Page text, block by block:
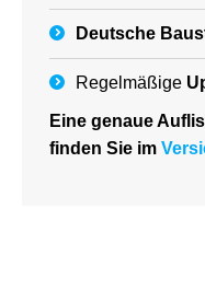
Deutsche
Regelmäßige
Eine genaue
finden Sie im